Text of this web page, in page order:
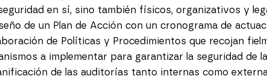
en sí, sino también físicos, organizativos y
de un Plan de Acción con un cronograma de
de Políticas y Procedimientos que recojan
a implementar para garantizar la seguridad de
de las auditorías tanto internas como